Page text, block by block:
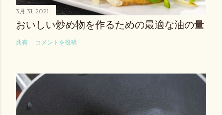
3月 31, 2021
おいしい炒め物を作るための最適な油の量
共有 コメントを投稿